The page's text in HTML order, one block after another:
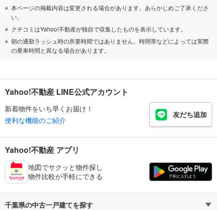
本ページの掲載内容は変更される場合があります。あらかじめご了承くださ
い。
クチコミはYahoo!不動産が独自で収集したものを表示しています。
朝の通勤ラッシュ時の所要時間ではありません。時間帯などによっては実際
の乗車時間と異なる場合があります。
Yahoo!不動産 LINE公式アカウント
新着物件をいち早くお届け！
便利な機能のご紹介
友だち追加
Yahoo!不動産 アプリ
地図でサクッと物件探し
物件比較が手軽にできる
千葉県の中古一戸建てを探す